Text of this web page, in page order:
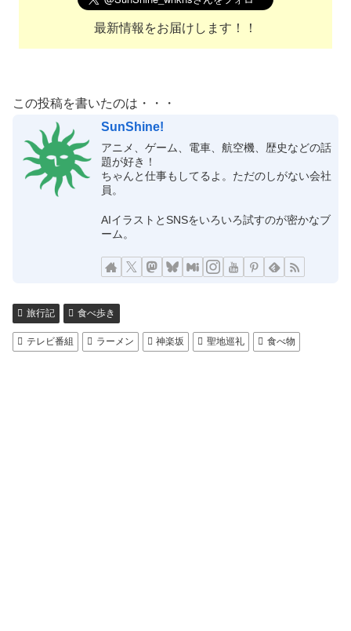
最新情報をお届けします！！
この投稿を書いたのは・・・
SunShine!
アニメ、ゲーム、電車、航空機、歴史などの話
題が好き！
ちゃんと仕事もしてるよ。ただのしがない会社
員。
AIイラストとSNSをいろいろ試すのが密かなブ
ーム。
旅行記 食べ歩き
テレビ番組 ラーメン 神楽坂 聖地巡礼 食べ物